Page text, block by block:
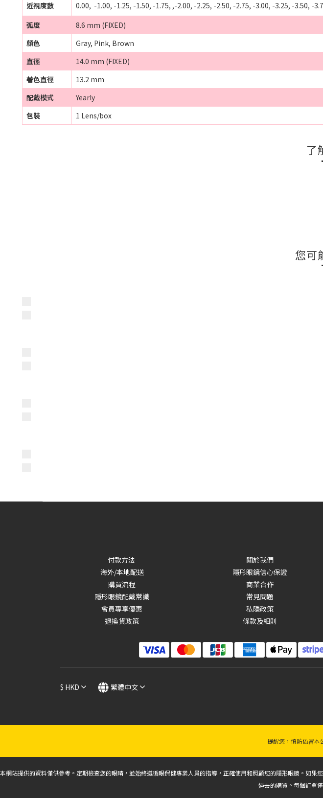
近視度數
0.00, -1.00, -1.25, -1.50, -1.75, ,-2.00, -2.25, -2.50, -2.75, -3.00, -3.25, -3.50, -
弧度
8.6 mm (FIXED)
顏色
Gray, Pink, Brown
直徑
14.0 mm (FIXED)
著色直徑
13.2 mm
配戴模式
Yearly
包裝
1 Lens/box
了
您可
付款方法
海外/本地配送
購買流程
隱形眼鏡配戴常識
會員專享優惠
退換貨政策
關於我們
隱形眼鏡信心保證
商業合作
常見問題
私隱政策
條款及細則
$ HKD 繁體中文
提醒您，慎防偽冒本
本網站提供的資料僅供參考。定期檢查您的眼睛，並始終遵循眼保健專業人員的指導，正確使用和照顧您的隱形眼鏡。如
過去的購買。每個訂單